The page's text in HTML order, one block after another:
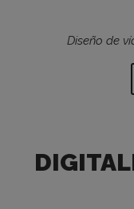
Diseño de